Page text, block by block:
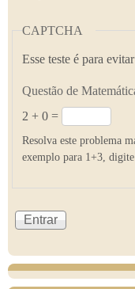
CAPTCHA
Esse teste é para
Questão de
2 + 0 =
Resolva este problema
exemplo para 1+3, digite